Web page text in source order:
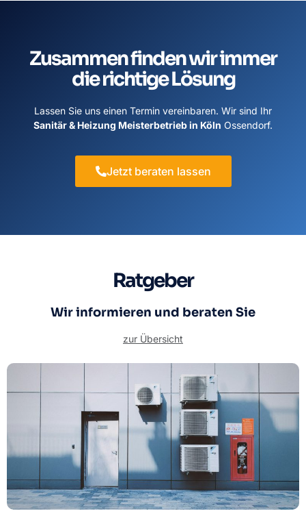
Zusammen finden wir immer
die richtige Lösung
Lassen Sie uns einen Termin vereinbaren. Wir sind Ihr
Sanitär & Heizung Meisterbetrieb in Köln Ossendorf.
Jetzt beraten lassen
Ratgeber
Wir informieren und beraten Sie
zur Übersicht